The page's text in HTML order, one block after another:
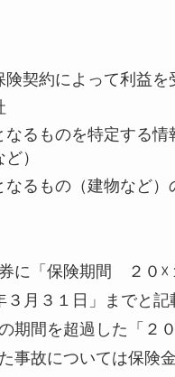
契約によって利益を
なるものを特定する情
）
なるもの（建物など）
に「保険期間 ２０☓
３月３１日」までと記
期間を超過した「２
事故については保険